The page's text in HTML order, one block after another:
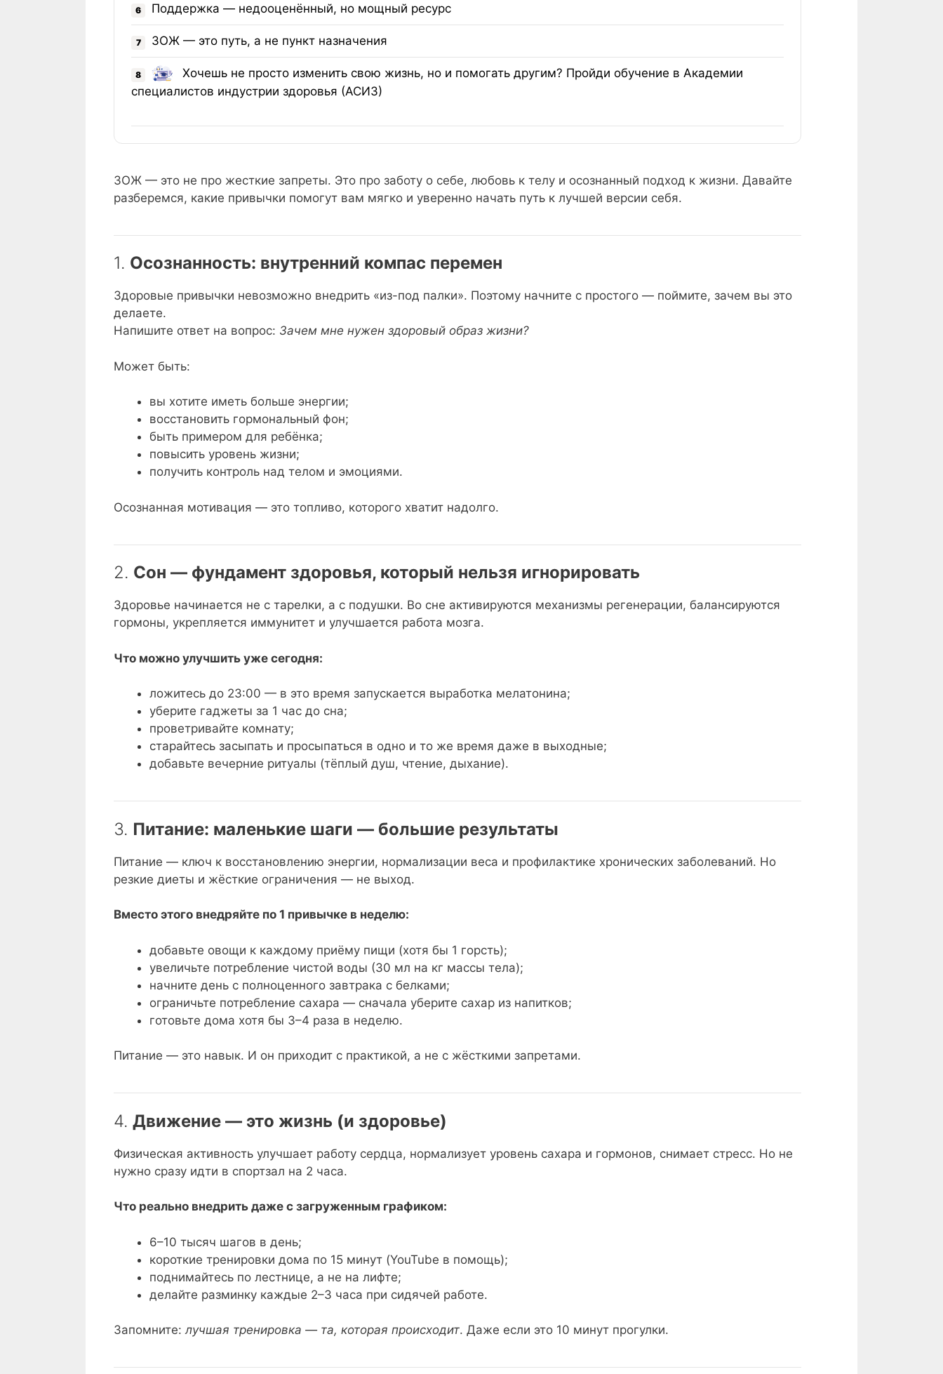
6 Поддержка — недооценённый, но мощный ресурс
7 ЗОЖ — это путь, а не пункт назначения
8
Хочешь не просто изменить свою жизнь, но и помогать другим? Пройди обучение в Академии
специалистов индустрии здоровья (АСИЗ)
ЗОЖ — это не про жесткие запреты. Это про заботу о себе, любовь к телу и осознанный подход к жизни. Давайте
разберемся, какие привычки помогут вам мягко и уверенно начать путь к лучшей версии себя.
1. Осознанность: внутренний компас перемен
Здоровые привычки невозможно внедрить «из-под палки». Поэтому начните с простого — поймите, зачем вы это
делаете.
Напишите ответ на вопрос: Зачем мне нужен здоровый образ жизни?
Может быть:
вы хотите иметь больше энергии;
восстановить гормональный фон;
быть примером для ребёнка;
повысить уровень жизни;
получить контроль над телом и эмоциями.
Осознанная мотивация — это топливо, которого хватит надолго.
2. Сон — фундамент здоровья, который нельзя игнорировать
Здоровье начинается не с тарелки, а с подушки. Во сне активируются механизмы регенерации, балансируются
гормоны, укрепляется иммунитет и улучшается работа мозга.
Что можно улучшить уже сегодня:
ложитесь до 23:00 — в это время запускается выработка мелатонина;
уберите гаджеты за 1 час до сна;
проветривайте комнату;
старайтесь засыпать и просыпаться в одно и то же время даже в выходные;
добавьте вечерние ритуалы (тёплый душ, чтение, дыхание).
3. Питание: маленькие шаги — большие результаты
Питание — ключ к восстановлению энергии, нормализации веса и профилактике хронических заболеваний. Но
резкие диеты и жёсткие ограничения — не выход.
Вместо этого внедряйте по 1 привычке в неделю:
добавьте овощи к каждому приёму пищи (хотя бы 1 горсть);
увеличьте потребление чистой воды (30 мл на кг массы тела);
начните день с полноценного завтрака с белками;
ограничьте потребление сахара — сначала уберите сахар из напитков;
готовьте дома хотя бы 3–4 раза в неделю.
Питание — это навык. И он приходит с практикой, а не с жёсткими запретами.
4. Движение — это жизнь (и здоровье)
Физическая активность улучшает работу сердца, нормализует уровень сахара и гормонов, снимает стресс. Но не
нужно сразу идти в спортзал на 2 часа.
Что реально внедрить даже с загруженным графиком:
6–10 тысяч шагов в день;
короткие тренировки дома по 15 минут (YouTube в помощь);
поднимайтесь по лестнице, а не на лифте;
делайте разминку каждые 2–3 часа при сидячей работе.
Запомните:лучшая тренировка — та, которая происходит. Даже если это 10 минут прогулки.